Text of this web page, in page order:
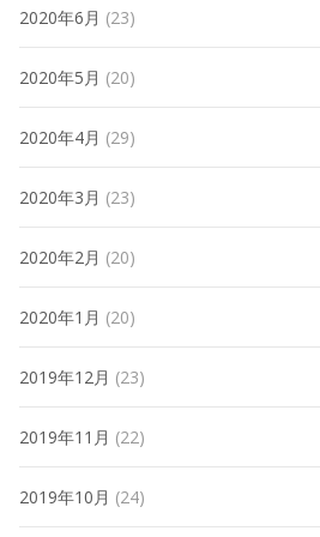
2020年6月 (23)
2020年5月 (20)
2020年4月 (29)
2020年3月 (23)
2020年2月 (20)
2020年1月 (20)
2019年12月 (23)
2019年11月 (22)
2019年10月 (24)